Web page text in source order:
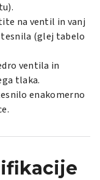
na ventil in vanj
(glej tabelo
ventila in
tlaka.
enakomerno